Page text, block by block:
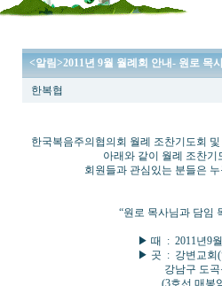
<알림>2011년 9월 월례회 안내- 원로 목
한복협
한국복음주의협의회 월례 조찬기도회
아래와 같이 월례 조찬기도회
회원들과 관심있는 분들은 누구
“원로 목사님과 담임 목사
▶ 때 : 2011년9월09일 (
▶ 곳 : 강변교회(허태성
강남구 도곡동 459-1 ☎
(3호선 매봉역 4번출구